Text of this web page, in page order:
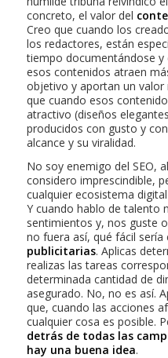
concreto, el valor del
Creo que cuando los
los redactores, están
tiempo documentándose y
esos contenidos atraen
objetivo y aportan un
que cuando esos
atractivo (diseños
producidos con gusto y
alcance y su viralidad.
No soy enemigo del SEO,
considero imprescindible,
cualquier ecosistema
Y cuando hablo de talento
sentimientos y, nos guste
no fuera así, qué fácil sería
publicitarias. Aplicas
realizas las tareas
determinada cantidad de
asegurado. No, no es así.
que, cuando las acciones
cualquier cosa es posible.
detrás de todas las
hay una buena idea.